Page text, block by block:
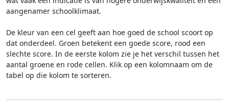
aangenamer schoolklimaat.
De kleur van een cel geeft aan hoe goed de school scoort op
dat onderdeel. Groen betekent een goede score, rood een
slechte score. In de eerste kolom zie je het verschil tussen het
aantal groene en rode cellen. Klik op een kolomnaam om de
tabel op die kolom te sorteren.